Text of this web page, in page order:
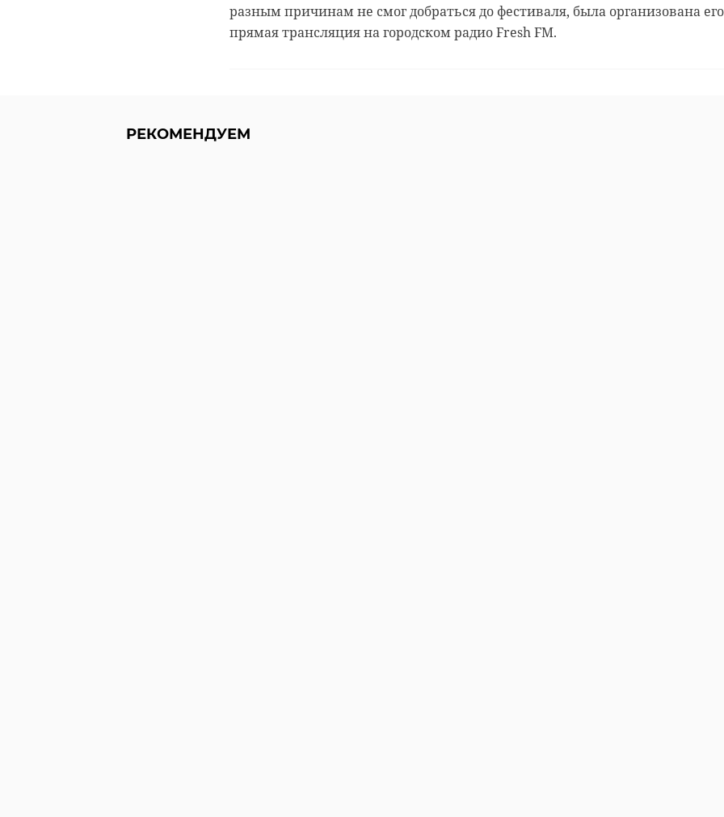
разным причинам не смог добраться до фестиваля, была организована его
прямая трансляция на городском радио Fresh FM.
РЕКОМЕНДУЕМ
пришли на помо
несколько